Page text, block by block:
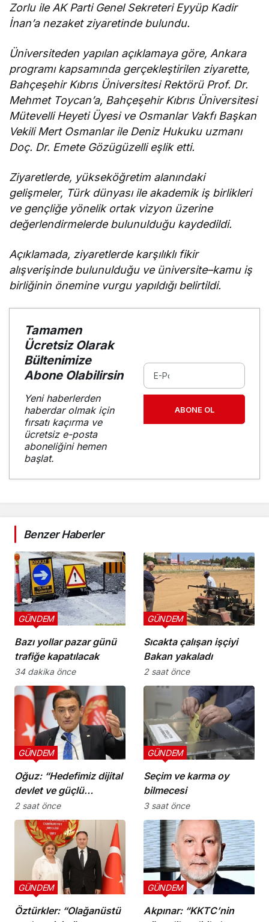
Zorlu ile AK Parti Genel Sekreteri Eyyüp Kadir
İnan’a nezaket ziyaretinde bulundu.
Üniversiteden yapılan açıklamaya göre, Ankara
programı kapsamında gerçekleştirilen ziyarette,
Bahçeşehir Kıbrıs Üniversitesi Rektörü Prof. Dr.
Mehmet Toycan’a, Bahçeşehir Kıbrıs Üniversitesi
Mütevelli Heyeti Üyesi ve Osmanlar Vakfı Başkan
Vekili Mert Osmanlar ile Deniz Hukuku uzmanı
Doç. Dr. Emete Gözügüzelli eşlik etti.
Ziyaretlerde, yükseköğretim alanındaki
gelişmeler, Türk dünyası ile akademik iş birlikleri
ve gençliğe yönelik ortak vizyon üzerine
değerlendirmelerde bulunulduğu kaydedildi.
Açıklamada, ziyaretlerde karşılıklı fikir
alışverişinde bulunulduğu ve üniversite–kamu iş
birliğinin önemine vurgu yapıldığı belirtildi.
Tamamen
Ücretsiz Olarak
Bültenimize
Abone Olabilirsin
Yeni haberlerden
haberdar olmak için
fırsatı kaçırma ve
ücretsiz e-posta
aboneliğini hemen
başlat.
ABONE OL
Benzer Haberler
Bazı yollar pazar günü
trafiğe kapatılacak
GÜNDEM
34 dakika önce
Sıcakta çalışan işçiyi
Bakan yakaladı
GÜNDEM
2 saat önce
Oğuz: “Hedefimiz dijital
devlet ve güçlü
kurumlar”
GÜNDEM
2 saat önce
Seçim ve karma oy
bilmecesi
GÜNDEM
3 saat önce
Öztürkler: “Olağanüstü
GÜNDEM
Akpınar: “KKTC’nin
GÜNDEM